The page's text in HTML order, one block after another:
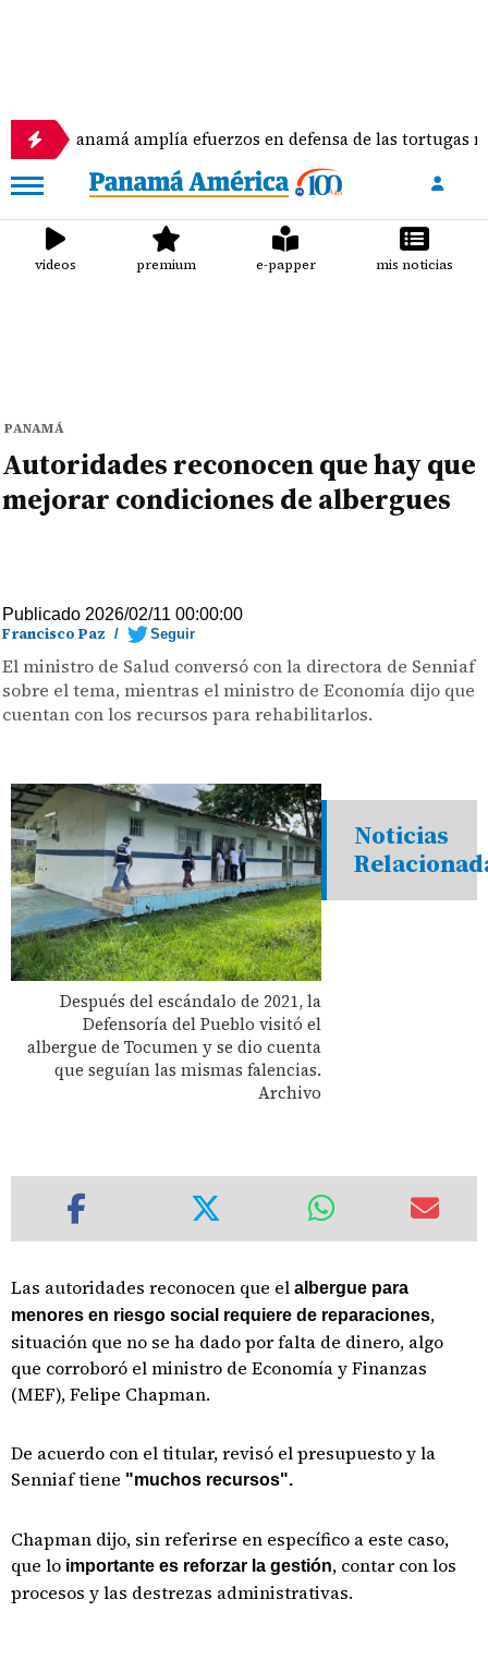
amplía efuerzos en defensa de las tortugas marinas
videos premium e-papper mis noticias
PANAMÁ
Autoridades reconocen que hay que
mejorar condiciones de albergues
Publicado 2026/02/11 00:00:00
Francisco Paz / Seguir
El ministro de Salud conversó con la directora de Senniaf
sobre el tema, mientras el ministro de Economía dijo que
cuentan con los recursos para rehabilitarlos.
Después del escándalo de 2021, la
Defensoría del Pueblo visitó el
albergue de Tocumen y se dio cuenta
que seguían las mismas falencias.
Archivo
Noticias
Las autoridades reconocen que el albergue para
menores en riesgo social requiere de reparaciones,
situación que no se ha dado por falta de dinero, algo
que corroboró el ministro de Economía y Finanzas
(MEF), Felipe Chapman.
De acuerdo con el titular, revisó el presupuesto y la
Senniaf tiene "muchos recursos".
Chapman dijo, sin referirse en específico a este caso,
que lo importante es reforzar la gestión, contar con los
procesos y las destrezas administrativas.